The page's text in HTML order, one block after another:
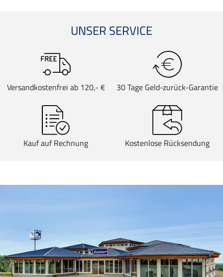
UNSER SERVICE
Versandkostenfrei ab 120,- € 30 Tage Geld-zurück-Garantie
Kauf auf Rechnung Kostenlose Rücksendung